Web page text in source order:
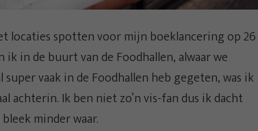
locaties spotten voor mijn boeklancering op 26
ik in de buurt van de Foodhallen, alwaar we
vaak in de Foodhallen heb gegeten, was ik
achterin. Ik ben niet zo’n vis-fan dus ik dacht
minder waar.